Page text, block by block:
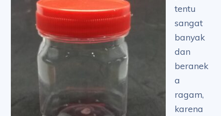
tentu
sangat
banyak
dan
beranek
a
ragam,
karena